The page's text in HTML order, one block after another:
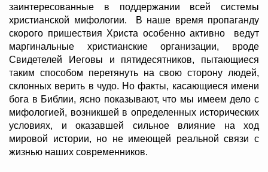
заинтересованные в поддержании всей системы
христианской мифологии. В наше время пропаганду
скорого пришествия Христа особенно активно ведут
маргинальные христианские организации, вроде
Свидетелей Иеговы и пятидесятников, пытающиеся
таким способом перетянуть на свою сторону людей,
склонных верить в чудо. Но факты, касающиеся имени
бога в Библии, ясно показывают, что мы имеем дело с
мифологией, возникшей в определенных исторических
условиях, и оказавшей сильное влияние на ход
мировой истории, но не имеющей реальной связи с
жизнью наших современников.